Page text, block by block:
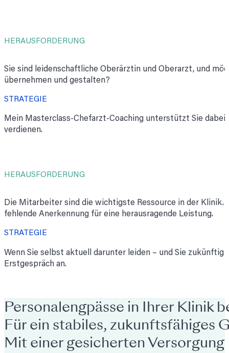
HERAUSFORDERUNG
Sie sind leidenschaftliche Oberärztin und Oberarzt, und
übernehmen und gestalten?
STRATEGIE
Mein Masterclass-Chefarzt-Coaching unterstützt Sie
verdienen.
HERAUSFORDERUNG
Die Mitarbeiter sind die wichtigste Ressource in der Klinik.
fehlende Anerkennung für eine herausragende Leistung.
STRATEGIE
Wenn Sie selbst aktuell darunter leiden – und Sie
Erstgespräch an.
Personalengpässe in Ihrer Klinik
Für ein stabiles, zukunftsfähiges
Mit einer gesicherten